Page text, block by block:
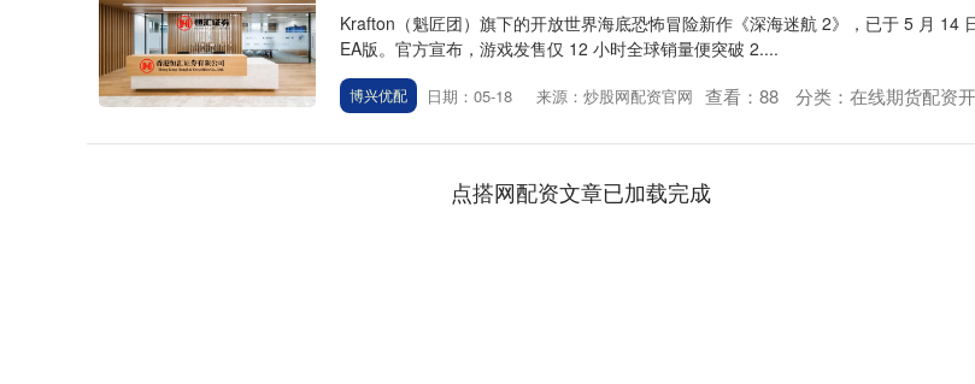
Krafton（魁匠团）旗下的开放世界海底恐怖冒险新作《深海迷航 2》，已于 5 月 14
EA版。官方宣布，游戏发售仅 12 小时全球销量便突破 2....
博兴优配 日期：05-18 来源：炒股网配资官网 查看： 88 分类： 在线期货配资
点搭网配资文章已加载完成